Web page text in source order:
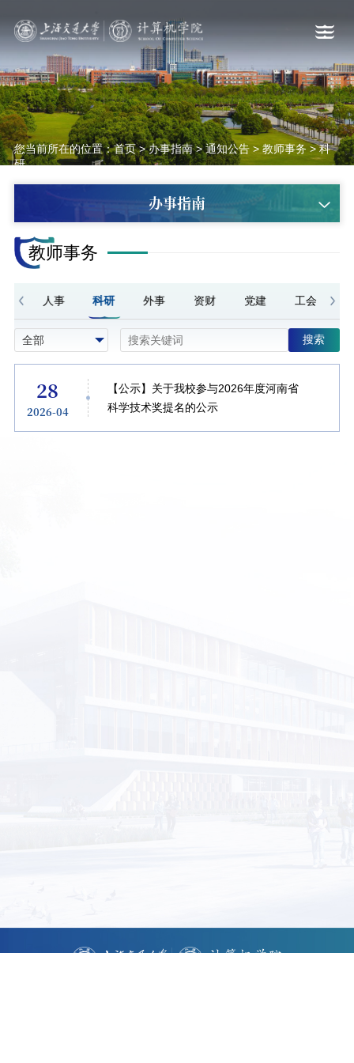
您当前所在的位置：首页>办事指南>通知公告> 教师事务 >科
研
办事指南
教师事务
人事 科研 外事 资财 党建 工会
搜索
28
2026-04
【公示】关于我校参与2026年度河南省
科学技术奖提名的公示